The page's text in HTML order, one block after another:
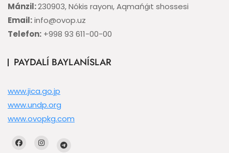
Mánzil:230903, Nókis rayonı, Aqmańǵıt shossesi
Email:info@ovop.uz
Telefon: +998 93 611-00-00
PAYDALÍ BAYLANÍSLAR
www.jica.go.jp
www.undp.org
www.ovopkg.com